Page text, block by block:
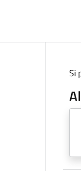
Si